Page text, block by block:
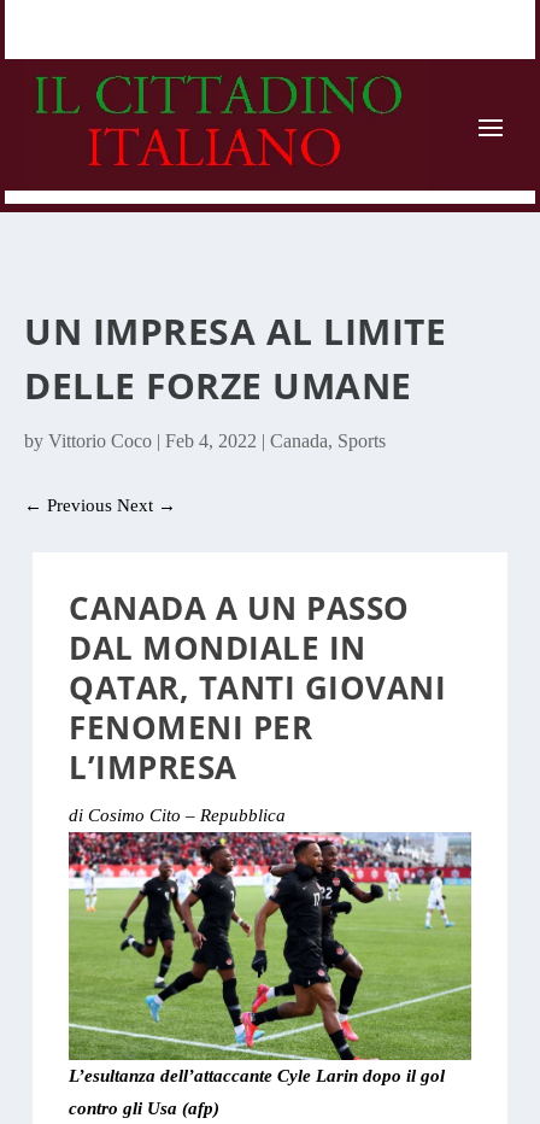
UN IMPRESA AL LIMITE
DELLE FORZE UMANE
byVittorio Coco |Feb 4, 2022 |Canada, Sports
←Previous Next →
CANADA A UN PASSO
DAL MONDIALE IN
QATAR, TANTI GIOVANI
FENOMENI PER
L’IMPRESA
di Cosimo Cito – Repubblica
L’esultanza dell’attaccante Cyle Larin dopo il gol
contro gli Usa (afp)